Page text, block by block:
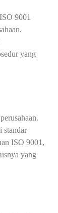
9001
yang
standar
ISO 9001,
yang